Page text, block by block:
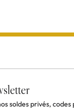
soldes privés,